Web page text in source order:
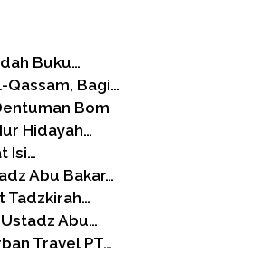
Buku…
Bagi…
Bom
Hidayah…
Isi…
Abu Bakar…
Tadzkirah…
Abu…
Travel PT…